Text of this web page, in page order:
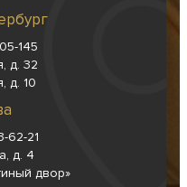
145
д. 32
д. 10
62-21
д. 4
двор»